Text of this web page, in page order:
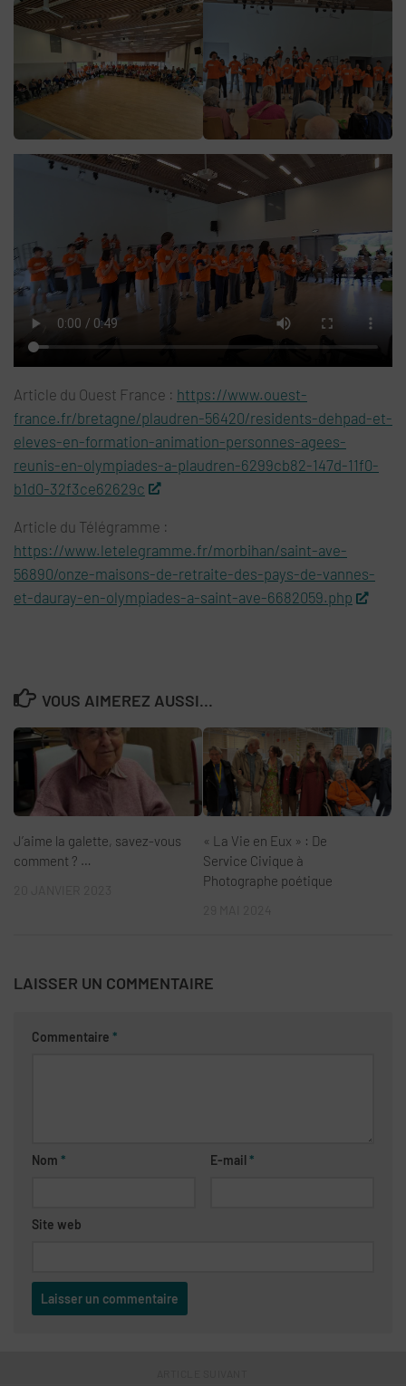
Article du Ouest France : https://www.ouest-
france.fr/bretagne/plaudren-56420/residents-dehpad-et-
eleves-en-formation-animation-personnes-agees-
reunis-en-olympiades-a-plaudren-6299cb82-147d-11f0-
b1d0-32f3ce62629c
Article du Télégramme :
https://www.letelegramme.fr/morbihan/saint-ave-
56890/onze-maisons-de-retraite-des-pays-de-vannes-
et-dauray-en-olympiades-a-saint-ave-6682059.php
VOUS AIMEREZ AUSSI...
J’aime la galette, savez-vous
comment ? …
« La Vie en Eux » : De
Service Civique à
Photographe poétique
LAISSER UN COMMENTAIRE
Commentaire *
Nom * E-mail*
Site web